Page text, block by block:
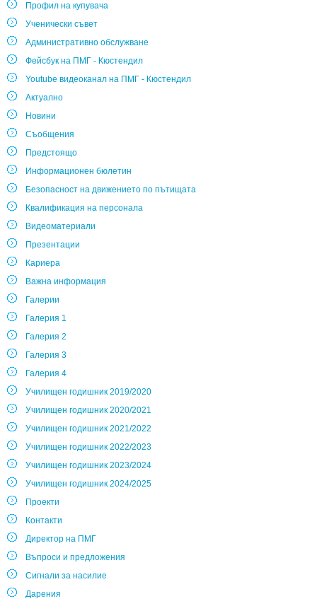
Профил на купувача
Ученически съвет
Административно обслужване
Фейсбук на ПМГ - Кюстендил
Youtube видеоканал на ПМГ - Кюстендил
Актуално
Новини
Съобщения
Предстоящо
Информационен бюлетин
Безопасност на движението по пътищата
Квалификация на персонала
Видеоматериали
Презентации
Кариера
Важна информация
Галерии
Галерия 1
Галерия 2
Галерия 3
Галерия 4
Училищен годишник 2019/2020
Училищен годишник 2020/2021
Училищен годишник 2021/2022
Училищен годишник 2022/2023
Училищен годишник 2023/2024
Училищен годишник 2024/2025
Проекти
Контакти
Директор на ПМГ
Въпроси и предложения
Сигнали за насилие
Дарения